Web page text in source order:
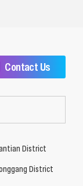
Contact Us
District
District